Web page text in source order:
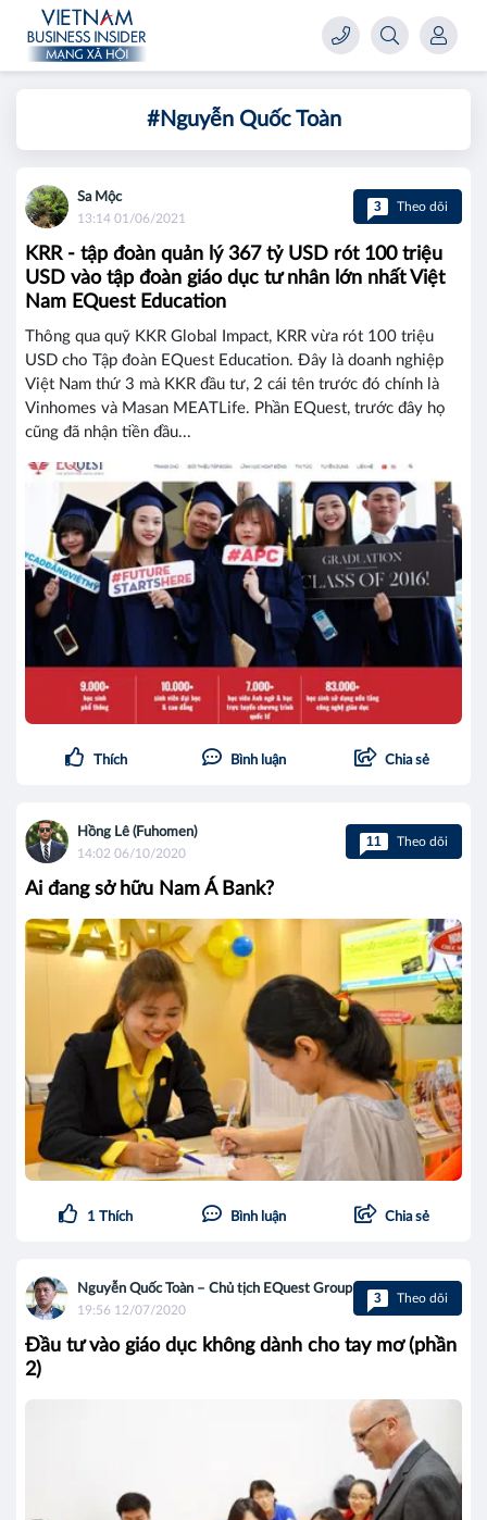
#Nguyễn Quốc Toàn
Sa Mộc
13:14 01/06/2021
3 Theo dõi
KRR - tập đoàn quản lý 367 tỷ USD rót 100 triệu
USD vào tập đoàn giáo dục tư nhân lớn nhất Việt
Nam EQuest Education
Thông qua quỹ KKR Global Impact, KRR vừa rót 100 triệu
USD cho Tập đoàn EQuest Education. Đây là doanh nghiệp
Việt Nam thứ 3 mà KKR đầu tư, 2 cái tên trước đó chính là
Vinhomes và Masan MEATLife. Phần EQuest, trước đây họ
cũng đã nhận tiền đầu...
Thích Bình luận Chia sẻ
Hồng Lê (Fuhomen)
14:02 06/10/2020
11 Theo dõi
Ai đang sở hữu Nam Á Bank?
1 Thích Bình luận Chia sẻ
Nguyễn Quốc Toàn – Chủ tịch EQuest Group
19:56 12/07/2020
3 Theo dõi
Đầu tư vào giáo dục không dành cho tay mơ (phần
2)